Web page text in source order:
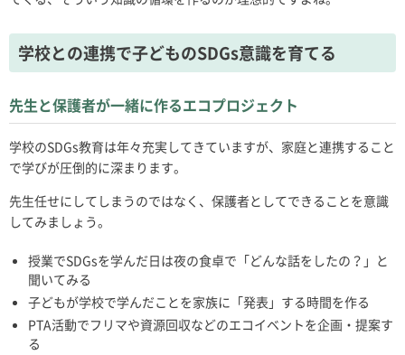
学校との連携で子どものSDGs意識を育てる
先生と保護者が一緒に作るエコプロジェクト
学校のSDGs教育は年々充実してきていますが、家庭と連携すること
で学びが圧倒的に深まります。
先生任せにしてしまうのではなく、保護者としてできることを意識
してみましょう。
授業でSDGsを学んだ日は夜の食卓で「どんな話をしたの？」と
聞いてみる
子どもが学校で学んだことを家族に「発表」する時間を作る
PTA活動でフリマや資源回収などのエコイベントを企画・提案す
る